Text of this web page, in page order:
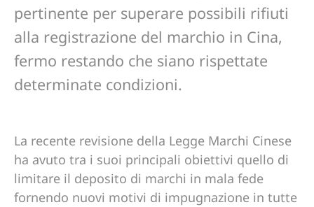
pertinente per superare possibili rifiuti
alla registrazione del marchio in Cina,
fermo restando che siano rispettate
determinate condizioni.
La recente revisione della Legge Marchi Cinese
ha avuto tra i suoi principali obiettivi quello di
limitare il deposito di marchi in mala fede
fornendo nuovi motivi di impugnazione in tutte